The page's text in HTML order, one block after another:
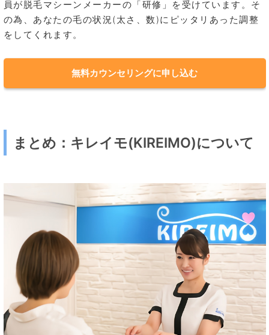
員が脱毛マシーンメーカーの「研修」を受けています。そ
の為、あなたの毛の状況(太さ、数)にピッタリあった調整
をしてくれます。
無料カウンセリングに申し込む
まとめ：キレイモ(KIREIMO)について